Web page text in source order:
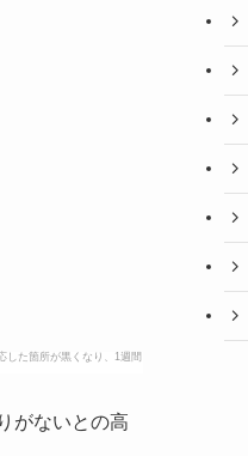
した箇所が黒くなり、1週間
がないとの高